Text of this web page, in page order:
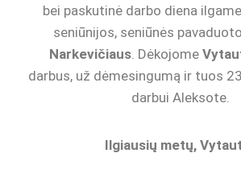
bei paskutinė darbo diena
seniūnijos, seniūnės
Narkevičiaus. Dėkojome
darbus, už dėmesingumą ir tuos
darbui Aleksote.
Ilgiausių metų,